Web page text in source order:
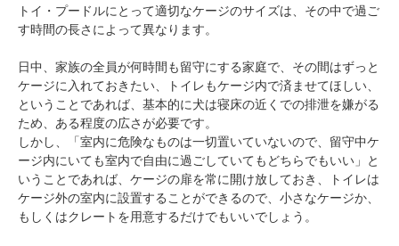
トイ・プードルにとって適切なケージのサイズは、その中で過ご
す時間の長さによって異なります。
日中、家族の全員が何時間も留守にする家庭で、その間はずっと
ケージに入れておきたい、トイレもケージ内で済ませてほしい、
ということであれば、基本的に犬は寝床の近くでの排泄を嫌がる
ため、ある程度の広さが必要です。
しかし、「室内に危険なものは一切置いていないので、留守中ケ
ージ内にいても室内で自由に過ごしていてもどちらでもいい」と
いうことであれば、ケージの扉を常に開け放しておき、トイレは
ケージ外の室内に設置することができるので、小さなケージか、
もしくはクレートを用意するだけでもいいでしょう。